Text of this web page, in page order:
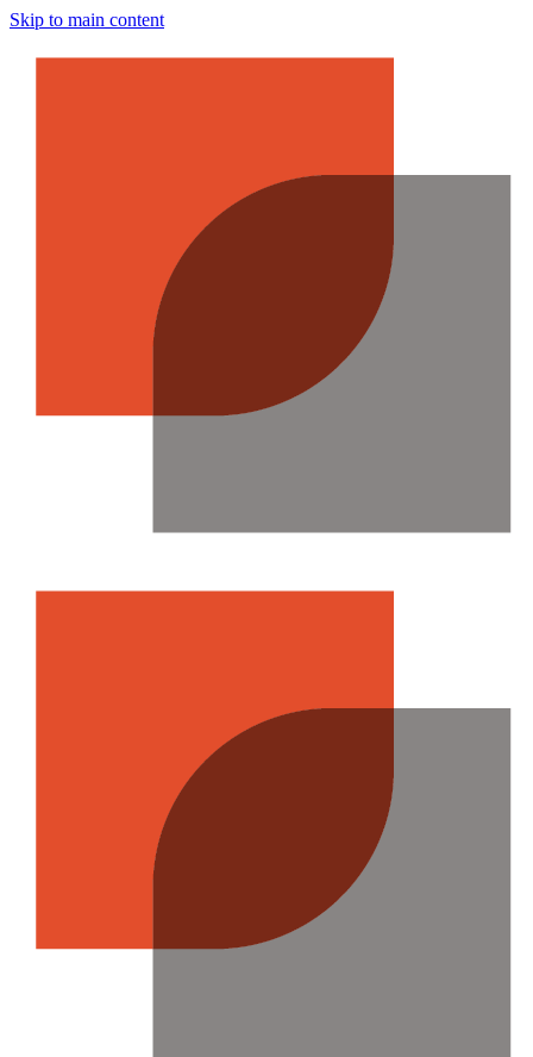
Skip to main content